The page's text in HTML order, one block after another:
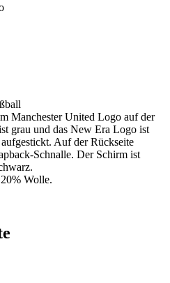
Manchester United Logo auf der
grau und das New Era Logo ist
Auf der Rückseite
Schnalle. Der Schirm ist
Wolle.